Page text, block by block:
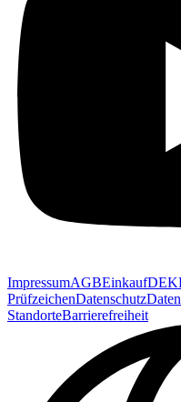
ImpressumAGBEinkauf
PrüfzeichenDatenschutz
StandorteBarrierefreiheit